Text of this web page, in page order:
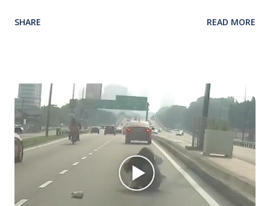
kejadian berlaku sekitar jam 11 malam dan pihak polis
hiburan di kawasan berkenaan. Seorang mangsa disahkan
meninggal dunia di lokasi kejadian akibat terkena tembakan,
manakala seorang lagi mangsa mengalami kecederaan.
Turut dipercayai terdapat seorang lagi individu cedera
namun identitinya masih belum dikenal pasti selepas dibawa
keluar dari lokasi oleh kenalannya. Polis kini sedang giat
mengesan dua suspek yang masih bebas bagi membantu
SHARE READ MORE